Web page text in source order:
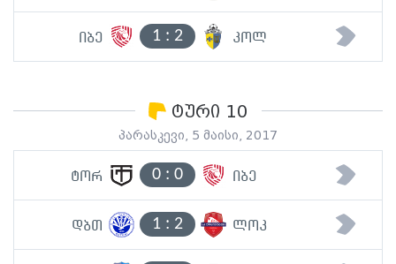
იბე 1: 2 კოლ
ტური 10
პარასკევი, 5 მაისი, 2017
ტორ 0: 0 იბე
დბთ 1: 2 ლოკ